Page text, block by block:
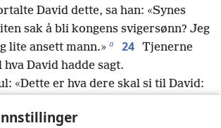
David dette, sa han: «Synes
sak å bli kongens svigersønn? Jeg
lite ansett mann.» a 24 Tjenerne
David hadde sagt.
«Dette er hva dere skal si til David:
b
som hevn over kongens